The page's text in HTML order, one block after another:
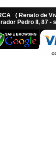
( Renato de
Pedro II, 87